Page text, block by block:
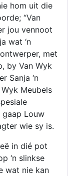
hom uit die
“Van
jou vennoot
wat ‘n
met
by Van Wyk
Sanja ‘n
Meubels
Louw
wie sy is.
in dié pot
‘n slinkse
wat nie kan